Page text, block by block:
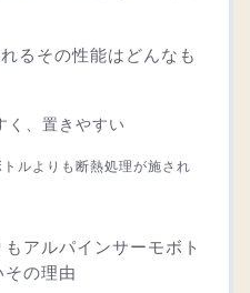
るその性能はどんなも
く、置きやすい
ルよりも断熱処理が施され
アルパインサーモボト
その理由